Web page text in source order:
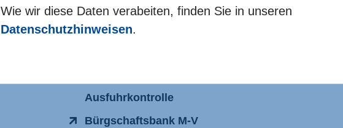
Wie wir diese Daten verabeiten, finden Sie in unseren
Datenschutzhinweisen.
Weitere Förderdienstleister
Ausfuhrkontrolle
Bürgschaftsbank M-V